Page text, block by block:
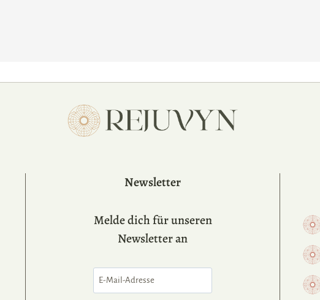
Newsletter
Melde dich für unseren
Newsletter an